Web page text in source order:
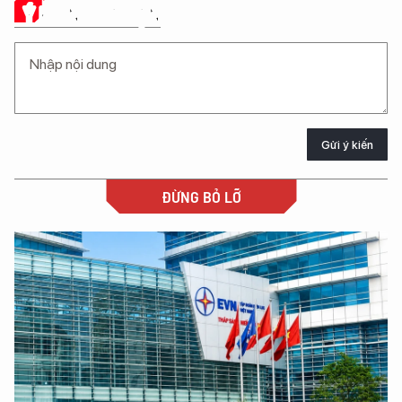
Ý KIẾN CỦA BẠN
Gửi ý kiến
ĐỪNG BỎ LỠ